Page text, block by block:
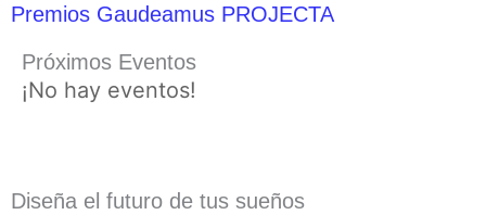
Premios Gaudeamus PROJECTA
Próximos Eventos
¡No hay eventos!
Diseña el futuro de tus sueños